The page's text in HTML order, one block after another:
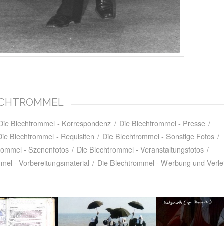
Blechtrommel - Korrespondenz / Die Blechtrommel - Presse /
Blechtrommel - Requisiten / Die Blechtrommel - Sonstige Fotos /
- Szenenfotos / Die Blechtrommel - Veranstaltungsfotos /
- Vorbereitungsmaterial / Die Blechtrommel - Werbung und